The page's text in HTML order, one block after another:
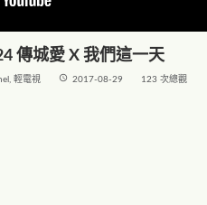
傳城愛 X 我們這一天
, 輕電視 access_time 2017-08-29
123 次總觀